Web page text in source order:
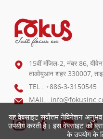
यह वेबसाइट सर्वोत्तम नेविगेशन
उपयोग करती है। इस वेबसाइट को
के उपयोग के
15वीं मंजिल-2, नंबर 86,
ताओयुआन शहर 330007,
TEL : +886-3-3150545
MAIL :